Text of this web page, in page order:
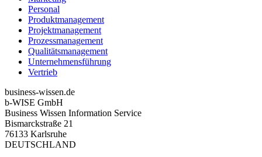
Personal
Produktmanagement
Projektmanagement
Prozessmanagement
Qualitätsmanagement
Unternehmensführung
Vertrieb
business-wissen.de
b-WISE GmbH
Business Wissen Information Service
Bismarckstraße 21
76133 Karlsruhe
DEUTSCHLAND